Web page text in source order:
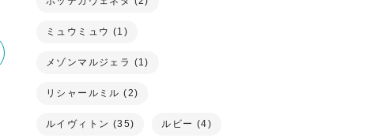
ミュウミュウ (1)
メゾンマルジェラ (1)
リシャールミル (2)
ルイヴィトン (35) ルビー (4)